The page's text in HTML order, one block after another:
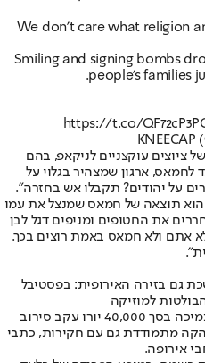
We don't care what religion
Smiling and signing bombs
people's families
https://t.co/
ציוצים עוקצניים לניקאפ, בהם
לחמאס, ארגון שמצהיר בגלוי על
על יהודים? תקבלו אש בחזרה".
תוצאה של חמאס שמנצל את עמו
את החטופים ומניפים דגל לבן
אתם ולא חמאס באמת רוצים בכך.
גם בזירה האירופית: בפסטיבל
למוזיקה
ביבשת, נחתכו מענקי תמיכה בסך 40,000 יורו עקב סירוב
מתמודדת גם עם חקירות, כתבי
אירופה.